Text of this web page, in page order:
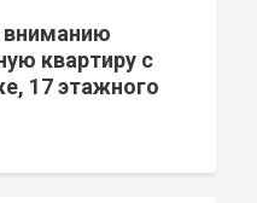
квартиру с
17 этажного